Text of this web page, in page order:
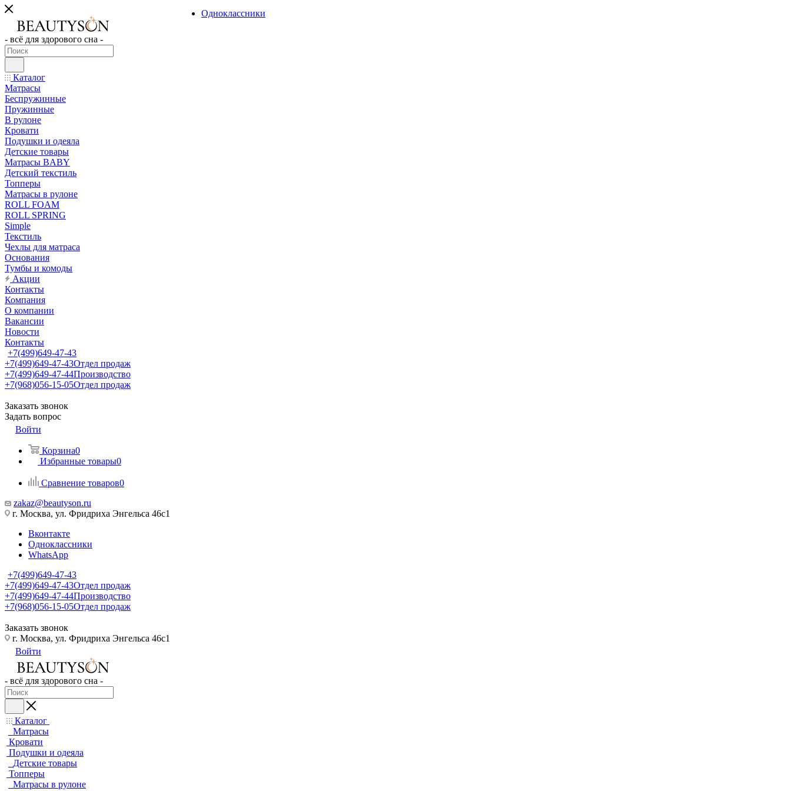
- всё для здорового сна -
Каталог
Матрасы
Беспружинные
Пружинные
В рулоне
Кровати
Подушки и одеяла
Детские товары
Матрасы BABY
Детский текстиль
Топперы
Матрасы в рулоне
ROLL FOAM
ROLL SPRING
Simple
Текстиль
Чехлы для матраса
Основания
Тумбы и комоды
Акции
Контакты
Компания
О компании
Вакансии
Новости
Контакты
+7(499)649-47-43
+7(499)649-47-43Отдел продаж
+7(499)649-47-44Производство
+7(968)056-15-05Отдел продаж
Заказать звонок
Задать вопрос
Войти
Корзина0
Избранные товары0
Сравнение товаров0
zakaz@beautyson.ru
г. Москва, ул. Фридриха Энгельса 46с1
Вконтакте
Одноклассники
WhatsApp
+7(499)649-47-43
+7(499)649-47-43Отдел продаж
+7(499)649-47-44Производство
+7(968)056-15-05Отдел продаж
Заказать звонок
Одноклассники
г. Москва, ул. Фридриха Энгельса 46с1
Войти
- всё для здорового сна -
Каталог
Матрасы
Кровати
Подушки и одеяла
Детские товары
Топперы
Матрасы в рулоне